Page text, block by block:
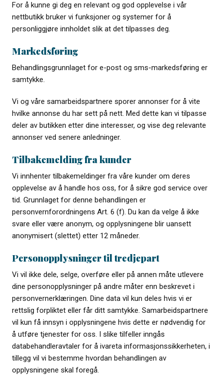
For å kunne gi deg en relevant og god opplevelse i vår
nettbutikk bruker vi funksjoner og systemer for å
personliggjøre innholdet slik at det tilpasses deg.
Markedsføring
Behandlingsgrunnlaget for e-post og sms-markedsføring er
samtykke.
Vi og våre samarbeidspartnere sporer annonser for å vite
hvilke annonse du har sett på nett. Med dette kan vi tilpasse
deler av butikken etter dine interesser, og vise deg relevante
annonser ved senere anledninger.
Tilbakemelding fra kunder
Vi innhenter tilbakemeldinger fra våre kunder om deres
opplevelse av å handle hos oss, for å sikre god service over
tid. Grunnlaget for denne behandlingen er
personvernforordningens Art. 6 (f). Du kan da velge å ikke
svare eller være anonym, og opplysningene blir uansett
anonymisert (slettet) etter 12 måneder.
Personopplysninger til tredjepart
Vi vil ikke dele, selge, overføre eller på annen måte utlevere
dine personopplysninger på andre måter enn beskrevet i
personvernerklæringen. Dine data vil kun deles hvis vi er
rettslig forpliktet eller får ditt samtykke. Samarbeidspartnere
vil kun få innsyn i opplysningene hvis dette er nødvendig for
å utføre tjenester for oss. I slike tilfeller inngås
databehandleravtaler for å ivareta informasjonssikkerheten, i
tillegg vil vi bestemme hvordan behandlingen av
opplysningene skal foregå.